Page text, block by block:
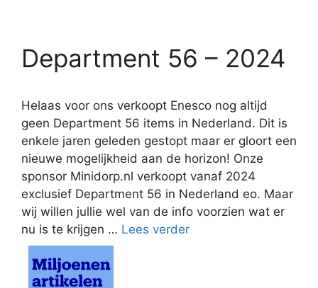
Department 56 – 2024
Helaas voor ons verkoopt Enesco nog altijd
geen Department 56 items in Nederland. Dit is
enkele jaren geleden gestopt maar er gloort een
nieuwe mogelijkheid aan de horizon! Onze
sponsor Minidorp.nl verkoopt vanaf 2024
exclusief Department 56 in Nederland eo. Maar
wij willen jullie wel van de info voorzien wat er
nu is te krijgen … Lees verder